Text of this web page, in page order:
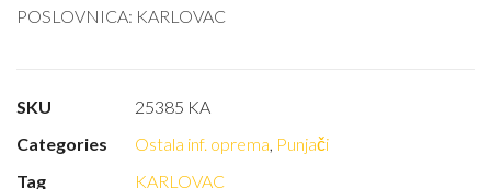
POSLOVNICA: KARLOVAC
SKU
25385 KA
Categories
Ostala inf. oprema, Punjači
Tag
KARLOVAC